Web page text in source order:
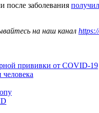
после заболевания
на наш канал
прививки от COVID-19